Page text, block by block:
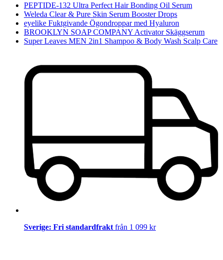
PEPTIDE-132 Ultra Perfect Hair Bonding Oil Serum
Weleda Clear & Pure Skin Serum Booster Drops
eyelike Fuktgivande Ögondroppar med Hyaluron
BROOKLYN SOAP COMPANY Activator Skäggserum
Super Leaves MEN 2in1 Shampoo & Body Wash Scalp Care
Sverige: Fri standardfraktfrån 1 099 kr